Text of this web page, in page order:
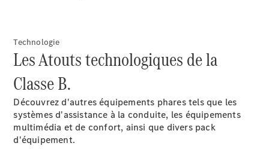
Score
environnemental
de contact
Technologie
Les Atouts technologiques de la
Classe B.
Découvrez d'autres équipements phares tels que les
systèmes d'assistance à la conduite, les équipements
multimédia et de confort, ainsi que divers pack
d'équipement.